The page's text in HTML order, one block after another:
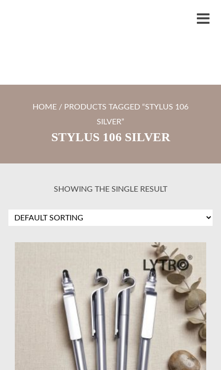
Percetakan | Print UV | Grafir Laser | Digital Printing | Souvenir Custom
HOME / PRODUCTS TAGGED “STYLUS 106
SILVER”
STYLUS 106 SILVER
SHOWING THE SINGLE RESULT